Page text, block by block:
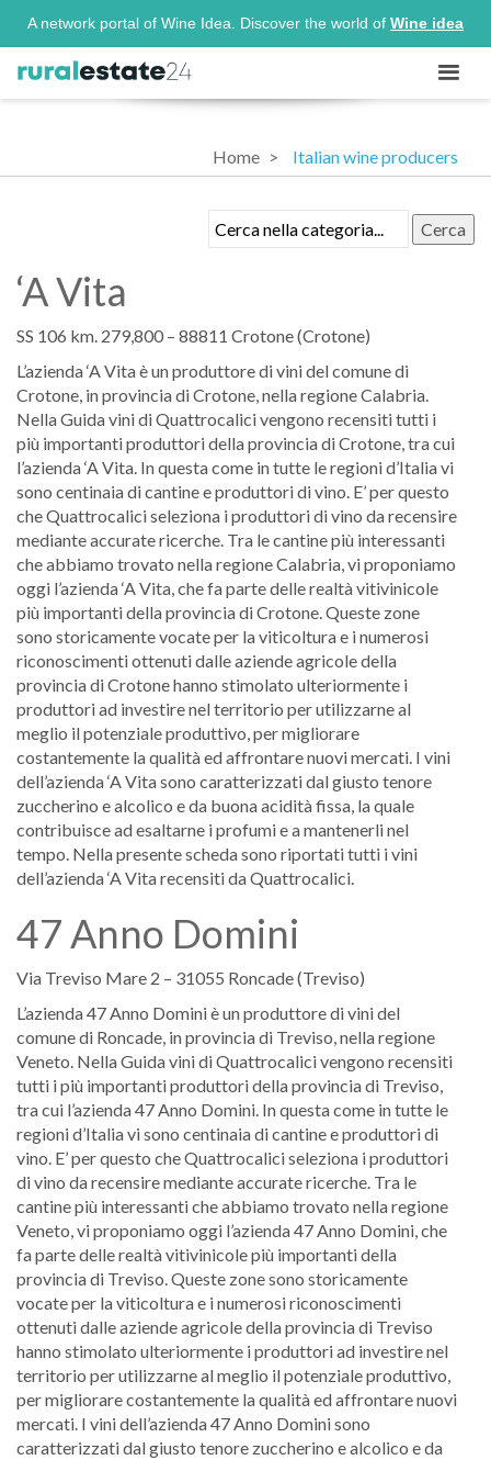
A network portal of Wine Idea. Discover the world of Wine idea
Home Italian wine producers
Cerca
‘A Vita
SS 106 km. 279,800 – 88811 Crotone (Crotone)
L’azienda ‘A Vita è un produttore di vini del comune di
Crotone, in provincia di Crotone, nella regione Calabria.
Nella Guida vini di Quattrocalici vengono recensiti tutti i
più importanti produttori della provincia di Crotone, tra cui
l’azienda ‘A Vita. In questa come in tutte le regioni d’Italia vi
sono centinaia di cantine e produttori di vino. E’ per questo
che Quattrocalici seleziona i produttori di vino da recensire
mediante accurate ricerche. Tra le cantine più interessanti
che abbiamo trovato nella regione Calabria, vi proponiamo
oggi l’azienda ‘A Vita, che fa parte delle realtà vitivinicole
più importanti della provincia di Crotone. Queste zone
sono storicamente vocate per la viticoltura e i numerosi
riconoscimenti ottenuti dalle aziende agricole della
provincia di Crotone hanno stimolato ulteriormente i
produttori ad investire nel territorio per utilizzarne al
meglio il potenziale produttivo, per migliorare
costantemente la qualità ed affrontare nuovi mercati. I vini
dell’azienda ‘A Vita sono caratterizzati dal giusto tenore
zuccherino e alcolico e da buona acidità fissa, la quale
contribuisce ad esaltarne i profumi e a mantenerli nel
tempo. Nella presente scheda sono riportati tutti i vini
dell’azienda ‘A Vita recensiti da Quattrocalici.
47 Anno Domini
Via Treviso Mare 2 – 31055 Roncade (Treviso)
L’azienda 47 Anno Domini è un produttore di vini del
comune di Roncade, in provincia di Treviso, nella regione
Veneto. Nella Guida vini di Quattrocalici vengono recensiti
tutti i più importanti produttori della provincia di Treviso,
tra cui l’azienda 47 Anno Domini. In questa come in tutte le
regioni d’Italia vi sono centinaia di cantine e produttori di
vino. E’ per questo che Quattrocalici seleziona i produttori
di vino da recensire mediante accurate ricerche. Tra le
cantine più interessanti che abbiamo trovato nella regione
Veneto, vi proponiamo oggi l’azienda 47 Anno Domini, che
fa parte delle realtà vitivinicole più importanti della
provincia di Treviso. Queste zone sono storicamente
vocate per la viticoltura e i numerosi riconoscimenti
ottenuti dalle aziende agricole della provincia di Treviso
hanno stimolato ulteriormente i produttori ad investire nel
territorio per utilizzarne al meglio il potenziale produttivo,
per migliorare costantemente la qualità ed affrontare nuovi
mercati. I vini dell’azienda 47 Anno Domini sono
caratterizzati dal giusto tenore zuccherino e alcolico e da